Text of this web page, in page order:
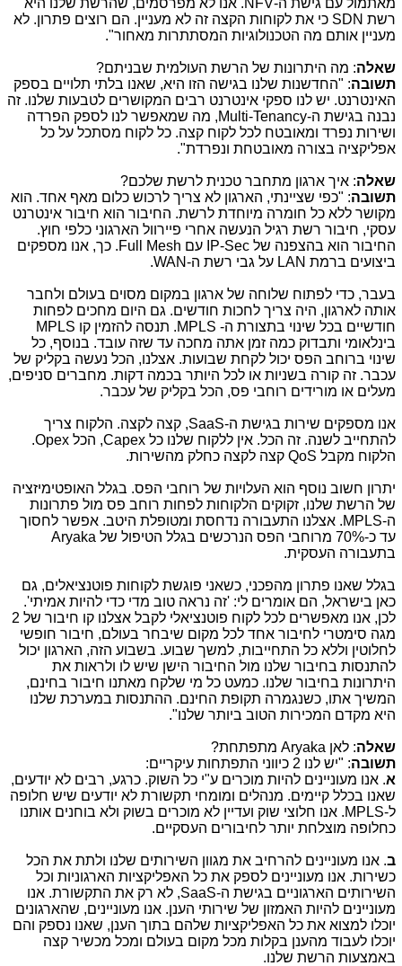
מאתמול עם גישת ה-NFV . אנו לא מפרסמים, שהרשת שלנו היא
רשת SDNכי את לקוחות הקצה זה לא מעניין. הם רוצים פתרון. לא
מעניין אותם מה הטכנולוגיות המסתתרות מאחור".
שאלה: מה היתרונות של הרשת העולמית שבניתם?
תשובה: "החדשנות שלנו בגישה הזו היא, שאנו בלתי תלויים בספק
האינטרנט. יש לנו ספקי אינטרנט רבים המקושרים לטבעות שלנו. זה
נבנה בגישת ה-Multi-Tenancy, מה שמאפשר לנו לספק הפרדה
ושירות נפרד ומאובטח לכל לקוח קצה. כל לקוח מסתכל על כל
אפליקציה בצורה מאובטחת ונפרדת".
שאלה: איך ארגון מתחבר טכנית לרשת שלכם?
תשובה: "כפי שציינתי, הארגון לא צריך לרכוש כלום מאף אחד. הוא
מקושר ללא כל חומרה מיוחדת לרשת. החיבור הוא חיבור אינטרנט
עסקי, חיבור רשת רגיל הנעשה אחרי פיירוול הארגוני כלפי חוץ.
החיבור הוא בהצפנה של IP-Sec עם Full Mesh. כך, אנו מספקים
ביצועים ברמת LAN על גבי רשת ה-WAN
.
בעבר, כדי לפתוח שלוחה של ארגון במקום מסוים בעולם ולחבר
אותה לארגון, היה צריך לחכות חודשים. גם היום מחכים לפחות
חודשיים בכל שינוי בתצורת ה- MPLS. תנסה להזמין קו MPLS
בינלאומי ותבדוק כמה זמן אתה מחכה עד שזה עובד. בנוסף, כל
שינוי ברוחב הפס יכול לקחת שבועות. אצלנו, הכל נעשה בקליק של
עכבר. זה קורה בשניות או לכל היותר בכמה דקות. מחברים סניפים,
מעלים או מורידים רוחבי פס, הכל בקליק של עכבר.
אנו מספקים שירות בגישת ה-SaaS, קצה לקצה. הלקוח צריך
להתחייב לשנה. זה הכל. אין ללקוח שלנו כלCapex, הכל Opex
.
הלקוח מקבל QoSקצה לקצה כחלק מהשירות.
יתרון חשוב נוסף הוא העלויות של רוחבי הפס. בגלל האופטימיזציה
של הרשת שלנו, זקוקים הלקוחות לפחות רוחב פס מול פתרונות
ה-MPLS. אצלנו התעבורה נדחסת ומטופלת היטב. אפשר לחסוך
עד כ-70% מרוחבי הפס הנרכשים בגלל הטיפול של
Aryaka
בתעבורה העסקית.
בגלל שאנו פתרון מהפכני, כשאני פוגשת לקוחות פוטנציאלים, גם
כאן בישראל, הם אומרים לי: 'זה נראה טוב מדי כדי להיות אמיתי'.
לכן, אנו מאפשרים לכל לקוח פוטנציאלי לקבל אצלנו קו חיבור של 2
מגה סימטרי לחיבור אחד לכל מקום שיבחר בעולם, חיבור חופשי
לחלוטין וללא כל התחייבות, למשך שבוע. בשבוע הזה, הארגון יכול
להתנסות בחיבור שלנו מול החיבור הישן שיש לו ולראות את
היתרונות בחיבור שלנו. כמעט כל מי שלקח מאתנו חיבור בחינם,
המשיך אתו, כשנגמרה תקופת החינם. ההתנסות במערכת שלנו
היא מקדם המכירות הטוב ביותר שלנו".
שאלה: לאן Aryakaמתפתחת?
תשובה: "יש לנו 2 כיווני התפתחות עיקריים:
א. אנו מעוניינים להיות מוכרים ע"י כל השוק. כרגע, רבים לא יודעים,
שאנו בכלל קיימים. מנהלים ומומחי תקשורת לא יודעים שיש חלופה
ל-MPLS. אנו חלוצי שוק ועדיין לא מוכרים בשוק ולא בוחנים אותנו
כחלופה מוצלחת יותר לחיבורים העסקיים.
ב. אנו מעוניינים להרחיב את מגוון השירותים שלנו ולתת את הכל
כשירות. אנו מעוניינים לספק את כל האפליקציות הארגוניות וכל
השירותים הארגוניים בגישת ה-SaaS, לא רק את התקשורת. אנו
מעוניינים להיות האמזון של שירותי הענן. אנו מעוניינים, שהארגונים
יוכלו למצוא את כל האפליקציות שלהם בתוך הענן, שאנו נספק והם
יוכלו לעבוד מהענן בקלות מכל מקום בעולם ומכל מכשיר קצה
באמצעות הרשת שלנו.